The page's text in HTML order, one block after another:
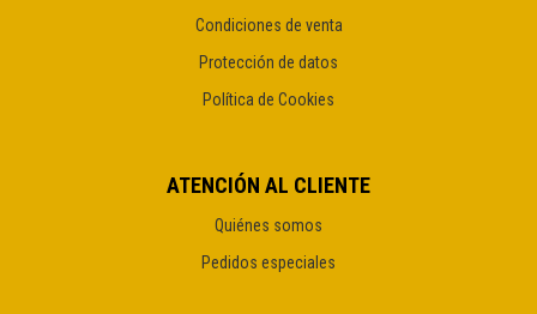
Condiciones de venta
Protección de datos
Política de Cookies
ATENCIÓN AL CLIENTE
Quiénes somos
Pedidos especiales